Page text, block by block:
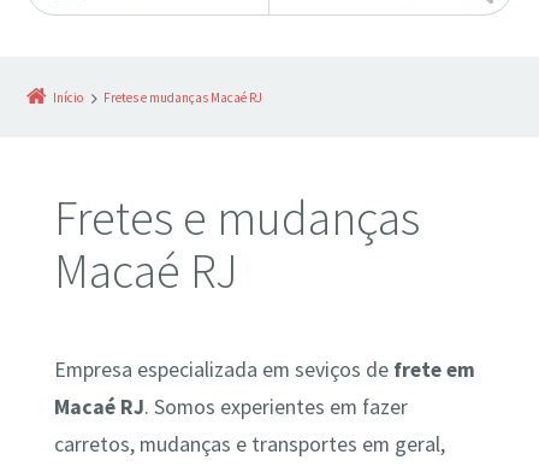
Início Fretes e mudanças Macaé RJ
Fretes e mudanças
Macaé RJ
Empresa especializada em seviços de frete em
Macaé RJ. Somos experientes em fazer
carretos, mudanças e transportes em geral,